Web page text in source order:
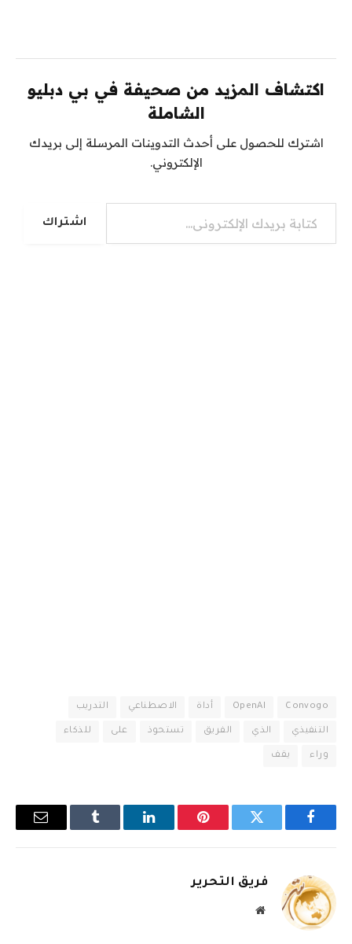
اكتشاف المزيد من صحيفة في بي دبليو
الشاملة
اشترك للحصول على أحدث التدوينات المرسلة إلى بريدك
الإلكتروني.
كتابة بريدك الإلكتروني...
اشتراك
Convogo
OpenAI أداة الاصطناعي التدريب
التنفيذي الذي الفريق تستحوذ على للذكاء
وراء يقف
فيسبوك تويتر بينتيريستلينكدإن Tumblr
البريد
فريق التحرير
موقع